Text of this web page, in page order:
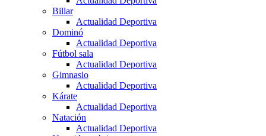
Billar
Actualidad Deportiva
Dominó
Actualidad Deportiva
Fútbol sala
Actualidad Deportiva
Gimnasio
Actualidad Deportiva
Kárate
Actualidad Deportiva
Natación
Actualidad Deportiva